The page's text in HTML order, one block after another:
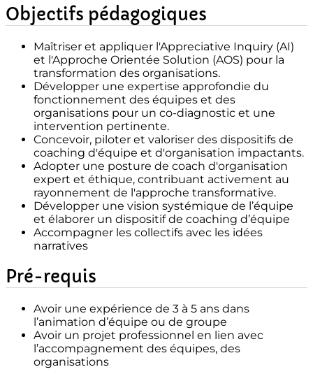
Objectifs pédagogiques
Maîtriser et appliquer l'Appreciative Inquiry (AI)
et l'Approche Orientée Solution (AOS) pour la
transformation des organisations.
Développer une expertise approfondie du
fonctionnement des équipes et des
organisations pour un co-diagnostic et une
intervention pertinente.
Concevoir, piloter et valoriser des dispositifs de
coaching d'équipe et d'organisation impactants.
Adopter une posture de coach d'organisation
expert et éthique, contribuant activement au
rayonnement de l'approche transformative.
Développer une vision systémique de l’équipe
et élaborer un dispositif de coaching d’équipe
Accompagner les collectifs avec les idées
narratives
Pré-requis
Avoir une expérience de 3 à 5 ans dans
l’animation d’équipe ou de groupe
Avoir un projet professionnel en lien avec
l’accompagnement des équipes, des
organisations